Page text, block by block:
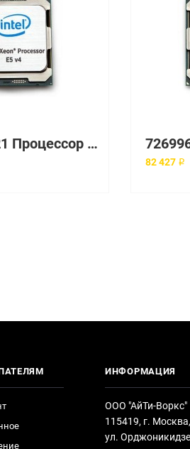
779926-L21 Процессор HP Intel Xeon E5-2623v3 3.0GHz DL120 G9
82 427 ₽
ИНФОРМАЦИЯ
ООО "АйТи-Воркс"
115419, г. Москва,
ул.